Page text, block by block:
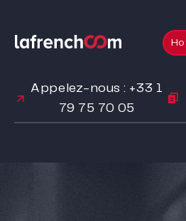
Appelez-nous : +33 1
79 75 70 05